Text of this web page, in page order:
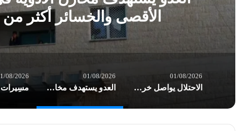
الأقصى والخسائر أكثر
01/08/2026
الاحتلال يواصل خرق الهدنة في غزة.. شهداء وعشرات الإصابات بغارات العدو
01/08/2026
العدو يستهدف مخازن الأدوية في مستشفى شهداء الأقصى والخسائر أكثر من نصف مليون $
08/2026